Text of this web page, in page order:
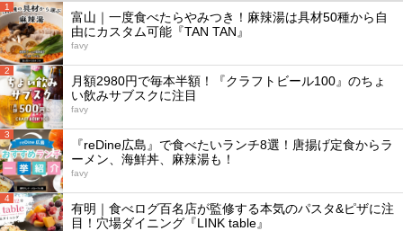
1
富山｜一度食べたらやみつき！麻辣湯は具材50種から自
由にカスタム可能『TAN TAN』
favy
2
月額2980円で毎本半額！『クラフトビール100』のちょ
い飲みサブスクに注目
favy
3
『reDine広島』で食べたいランチ8選！唐揚げ定食からラ
ーメン、海鮮丼、麻辣湯も！
favy
4
有明｜食べログ百名店が監修する本気のパスタ&ピザに注
目！穴場ダイニング『LINK table』